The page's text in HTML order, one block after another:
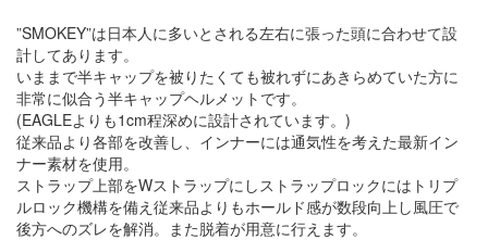
”SMOKEY”は日本人に多いとされる左右に張った頭に合わせて設
計してあります。
いままで半キャップを被りたくても被れずにあきらめていた方に
非常に似合う半キャップヘルメットです。
(EAGLEよりも1cm程深めに設計されています。)
従来品より各部を改善し、インナーには通気性を考えた最新イン
ナー素材を使用。
ストラップ上部をWストラップにしストラップロックにはトリプ
ルロック機構を備え従来品よりもホールド感が数段向上し風圧で
後方へのズレを解消。また脱着が用意に行えます。